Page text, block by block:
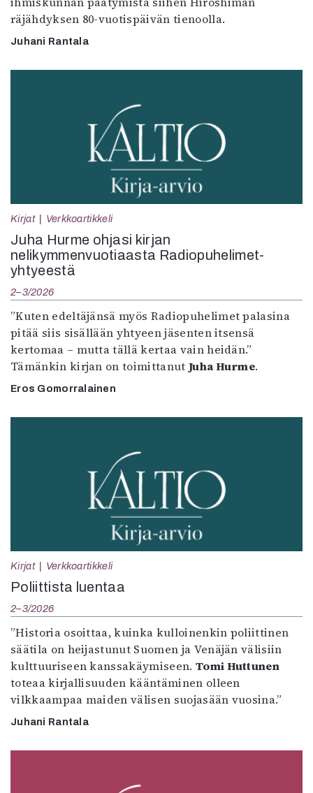
räjähdyksen 80-vuotispäivän tienoolla.
Juhani Rantala
Kirjat Verkkoartikkeli
Juha Hurme ohjasi kirjan
nelikymmenvuotiaasta Radiopuhelimet-
yhtyeestä
2–3/2026
”Kuten edeltäjänsä myös Radiopuhelimet palasina
pitää siis sisällään yhtyeen jäsenten itsensä
kertomaa – mutta tällä kertaa vain heidän.”
Tämänkin kirjan on toimittanut Juha Hurme.
Eros Gomorralainen
Kirjat Verkkoartikkeli
Poliittista luentaa
2–3/2026
”Historia osoittaa, kuinka kulloinenkin poliittinen
säätila on heijastunut Suomen ja Venäjän välisiin
kulttuuriseen kanssakäymiseen. Tomi Huttunen
toteaa kirjallisuuden kääntäminen olleen
vilkkaampaa maiden välisen suojasään vuosina.”
Juhani Rantala